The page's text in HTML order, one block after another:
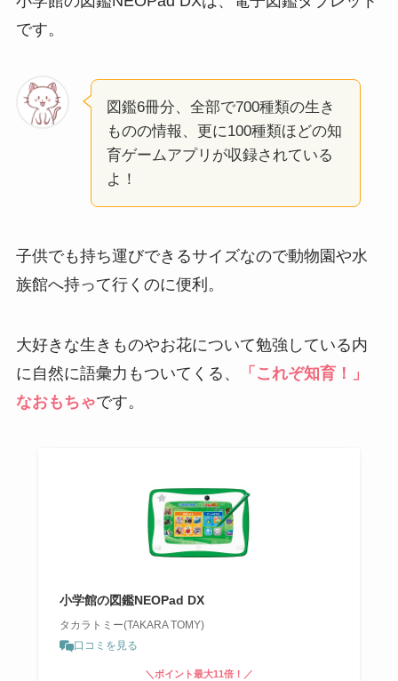
です。
図鑑6冊分、全部で700種類の生き
ものの情報、更に100種類ほどの知
育ゲームアプリが収録されている
よ！
子供でも持ち運びできるサイズなので動物園や水
族館へ持って行くのに便利。
大好きな生きものやお花について勉強している内
に自然に語彙力もついてくる、
「これぞ知育！」
なおもちゃです。
小学館の図鑑NEOPad DX
タカラトミー(TAKARA TOMY)
口コミを見る
＼ポイント最大11倍！／